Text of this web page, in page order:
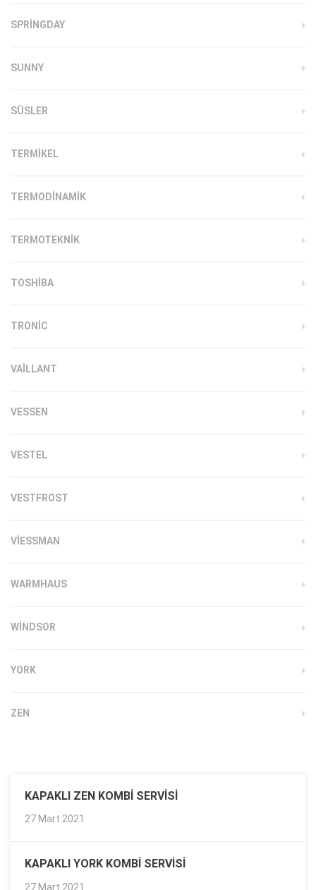
SPRINGDAY
SUNNY
SÜSLER
TERMIKEL
TERMODINAMIK
TERMOTEKNIK
TOSHIBA
TRONIC
VAILLANT
VESSEN
VESTEL
VESTFROST
VIESSMAN
WARMHAUS
WINDSOR
YORK
ZEN
KAPAKLI ZEN KOMBI SERVISI
27 Mart 2021
KAPAKLI YORK KOMBI SERVISI
27 Mart 2021